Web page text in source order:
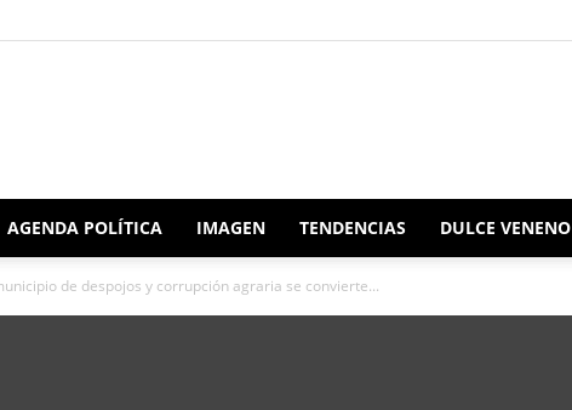
Redacción
AGENDA POLÍTICA IMAGEN TENDENCIAS DULCE VENENO
de despojos y corrupción agraria se convierte...